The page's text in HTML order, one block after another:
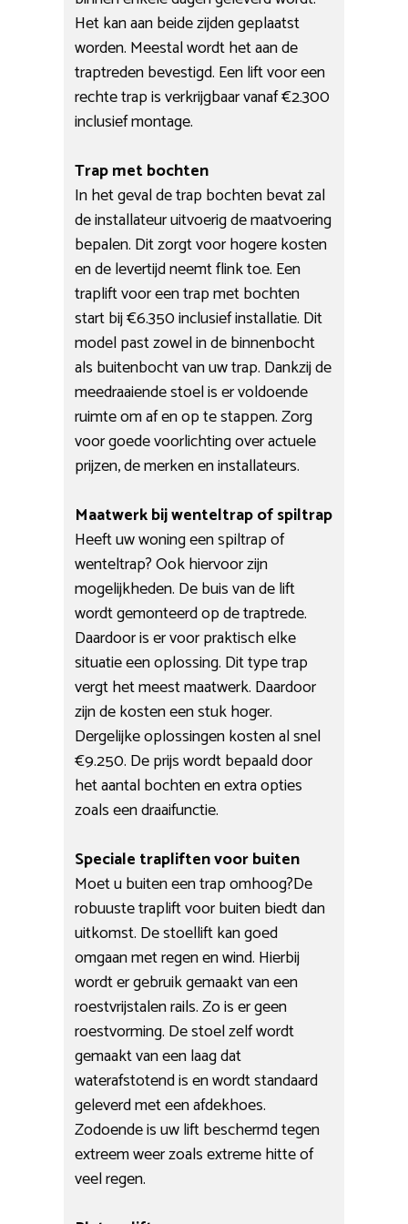
Het kan aan beide zijden geplaatst
worden. Meestal wordt het aan de
traptreden bevestigd. Een lift voor een
rechte trap is verkrijgbaar vanaf €2.300
inclusief montage.
Trap met bochten
In het geval de trap bochten bevat zal
de installateur uitvoerig de maatvoering
bepalen. Dit zorgt voor hogere kosten
en de levertijd neemt flink toe. Een
traplift voor een trap met bochten
start bij €6.350 inclusief installatie. Dit
model past zowel in de binnenbocht
als buitenbocht van uw trap. Dankzij de
meedraaiende stoel is er voldoende
ruimte om af en op te stappen. Zorg
voor goede voorlichting over actuele
prijzen, de merken en installateurs.
Maatwerk bij wenteltrap of spiltrap
Heeft uw woning een spiltrap of
wenteltrap? Ook hiervoor zijn
mogelijkheden. De buis van de lift
wordt gemonteerd op de traptrede.
Daardoor is er voor praktisch elke
situatie een oplossing. Dit type trap
vergt het meest maatwerk. Daardoor
zijn de kosten een stuk hoger.
Dergelijke oplossingen kosten al snel
€9.250. De prijs wordt bepaald door
het aantal bochten en extra opties
zoals een draaifunctie.
Speciale trapliften voor buiten
Moet u buiten een trap omhoog?De
robuuste traplift voor buiten biedt dan
uitkomst. De stoellift kan goed
omgaan met regen en wind. Hierbij
wordt er gebruik gemaakt van een
roestvrijstalen rails. Zo is er geen
roestvorming. De stoel zelf wordt
gemaakt van een laag dat
waterafstotend is en wordt standaard
geleverd met een afdekhoes.
Zodoende is uw lift beschermd tegen
extreem weer zoals extreme hitte of
veel regen.